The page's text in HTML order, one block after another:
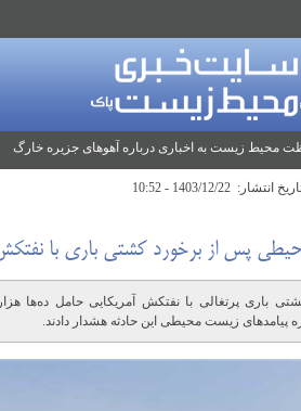
محیط زیست به اخباری درباره آهوهای جزیره خارگ
انتشار:
پس از برخورد کشتی باری با
باری پرتغالی با نفتکش آمریکایی حامل
پیامدهای زیست محیطی این حادثه هشدار دادند.